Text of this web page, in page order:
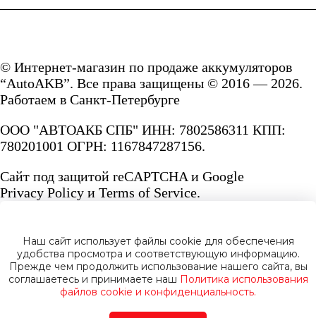
© Интернет-магазин по продаже аккумуляторов
“AutoAKB”. Все права защищены © 2016 — 2026.
Работаем в Санкт-Петербурге
ООО "АВТОАКБ СПБ" ИНН: 7802586311 КПП:
780201001 ОГРН: 1167847287156.
Сайт под защитой reCAPTCHA и Google
Privacy Policy и Terms of Service.
Политика конфиденциальности
Наш сайт использует файлы cookie для обеспечения
удобства просмотра и соответствующую информацию.
Прежде чем продолжить использование нашего сайта, вы
соглашаетесь и принимаете наш Политика использования
файлов cookie и конфиденциальность.